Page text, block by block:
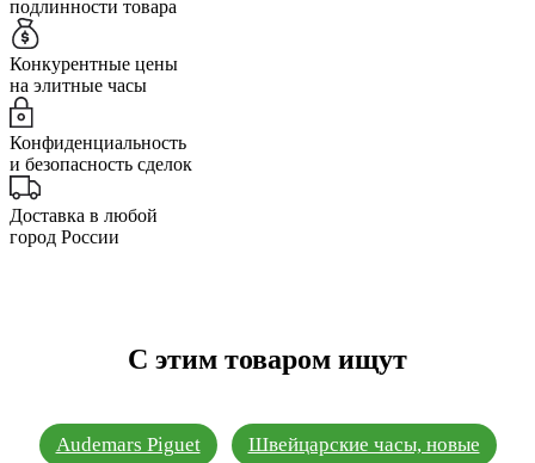
подлинности товара
Конкурентные цены
на элитные часы
Конфиденциальность
и безопасность сделок
Доставка в любой
город России
С этим товаром ищут
Audemars Piguet Швейцарские часы, новые